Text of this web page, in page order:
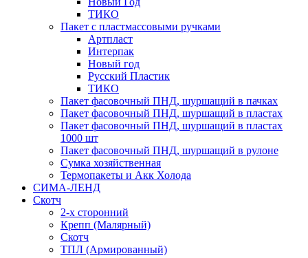
ТИКО
Пакет с пластмассовыми ручками
Артпласт
Интерпак
Новый год
Русский Пластик
ТИКО
Пакет фасовочный ПНД, шуршащий в пачках
Пакет фасовочный ПНД, шуршащий в пластах
Пакет фасовочный ПНД, шуршащий в пластах
1000 шт
Пакет фасовочный ПНД, шуршащий в рулоне
Сумка хозяйственная
Термопакеты и Акк Холода
СИМА-ЛЕНД
Скотч
2-х сторонний
Крепп (Малярный)
Скотч
ТПЛ (Армированный)